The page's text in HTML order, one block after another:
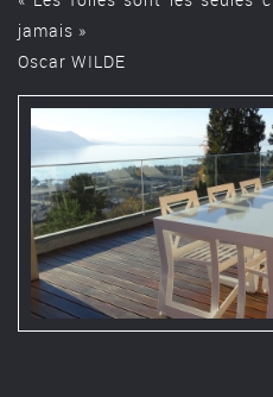
jamais »
Oscar WILDE